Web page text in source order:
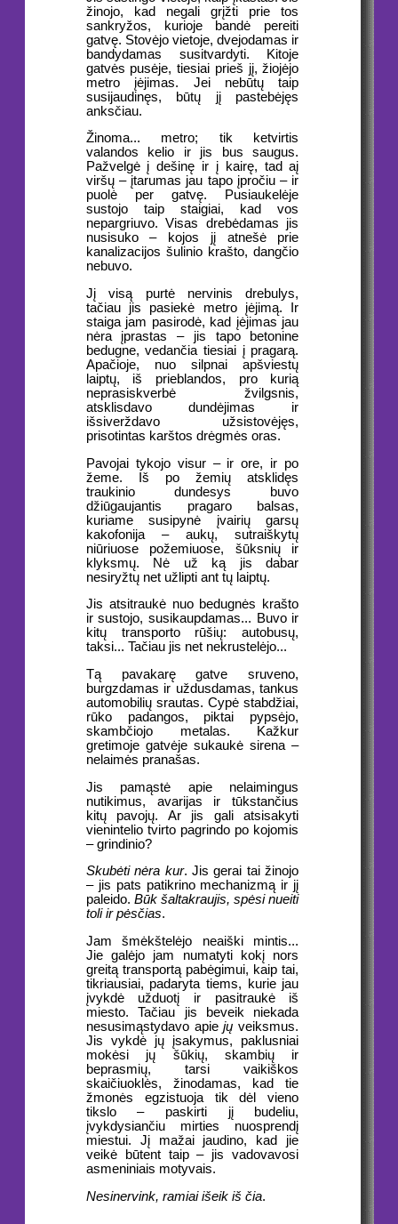
žinojo, kad negali grįžti prie tos
sankryžos, kurioje bandė pereiti
gatvę. Stovėjo vietoje, dvejodamas ir
bandydamas susitvardyti. Kitoje
gatvės pusėje, tiesiai prieš jį, žiojėjo
metro įėjimas. Jei nebūtų taip
susijaudinęs, būtų jį pastebėjęs
anksčiau.
Žinoma... metro; tik ketvirtis
valandos kelio ir jis bus saugus.
Pažvelgė į dešinę ir į kairę, tad aį
viršų – įtarumas jau tapo įpročiu – ir
puolė per gatvę. Pusiaukelėje
sustojo taip staigiai, kad vos
nepargriuvo. Visas drebėdamas jis
nusisuko – kojos jį atnešė prie
kanalizacijos šulinio krašto, dangčio
nebuvo.
Jį visą purtė nervinis drebulys,
tačiau jis pasiekė metro įėjimą. Ir
staiga jam pasirodė, kad įėjimas jau
nėra įprastas – jis tapo betonine
bedugne, vedančia tiesiai į pragarą.
Apačioje, nuo silpnai apšviestų
laiptų, iš prieblandos, pro kurią
neprasiskverbė žvilgsnis,
atsklisdavo dundėjimas ir
išsiverždavo užsistovėjęs,
prisotintas karštos drėgmės oras.
Pavojai tykojo visur – ir ore, ir po
žeme. Iš po žemių atsklidęs
traukinio dundesys buvo
džiūgaujantis pragaro balsas,
kuriame susipynė įvairių garsų
kakofonija – aukų, sutraiškytų
niūriuose požemiuose, šūksnių ir
klyksmų. Nė už ką jis dabar
nesiryžtų net užlipti ant tų laiptų.
Jis atsitraukė nuo bedugnės krašto
ir sustojo, susikaupdamas... Buvo ir
kitų transporto rūšių: autobusų,
taksi... Tačiau jis net nekrustelėjo...
Tą pavakarę gatve sruveno,
burgzdamas ir uždusdamas, tankus
automobilių srautas. Cypė stabdžiai,
rūko padangos, piktai pypsėjo,
skambčiojo metalas. Kažkur
gretimoje gatvėje sukaukė sirena –
nelaimės pranašas.
Jis pamąstė apie nelaimingus
nutikimus, avarijas ir tūkstančius
kitų pavojų. Ar jis gali atsisakyti
vienintelio tvirto pagrindo po kojomis
– grindinio?
Skubėti nėra kur. Jis gerai tai žinojo
– jis pats patikrino mechanizmą ir jį
paleido. Būk šaltakraujis, spėsi nueiti
toli ir pėsčias.
Jam šmėkštelėjo neaiški mintis...
Jie galėjo jam numatyti kokį nors
greitą transportą pabėgimui, kaip tai,
tikriausiai, padaryta tiems, kurie jau
įvykdė užduotį ir pasitraukė iš
miesto. Tačiau jis beveik niekada
nesusimąstydavo apiejų veiksmus.
Jis vykdė jų įsakymus, paklusniai
mokėsi jų šūkių, skambių ir
beprasmių, tarsi vaikiškos
skaičiuoklės, žinodamas, kad tie
žmonės egzistuoja tik dėl vieno
tikslo – paskirti jį budeliu,
įvykdysiančiu mirties nuosprendį
miestui. Jį mažai jaudino, kad jie
veikė būtent taip – jis vadovavosi
asmeniniais motyvais.
Nesinervink, ramiai išeik iš čia.